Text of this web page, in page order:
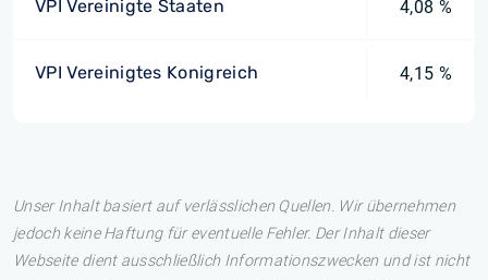
VPI Vereinigte Staaten 4,08 %
VPI Vereinigtes Konigreich 4,15 %
Unser Inhalt basiert auf verlässlichen Quellen. Wir übernehmen
jedoch keine Haftung für eventuelle Fehler. Der Inhalt dieser
Webseite dient ausschließlich Informationszwecken und ist nicht